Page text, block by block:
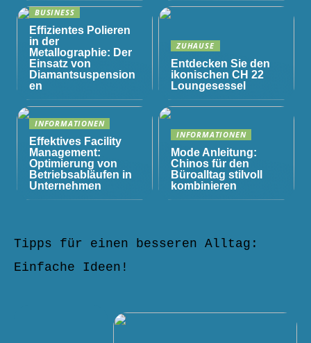
BUSINESS
Effizientes Polieren
in der
Metallographie: Der
Einsatz von
Diamantsuspension
en
ZUHAUSE
Entdecken Sie den
ikonischen CH 22
Loungesessel
INFORMATIONEN
Effektives Facility
Management:
Optimierung von
Betriebsabläufen in
Unternehmen
INFORMATIONEN
Mode Anleitung:
Chinos für den
Büroalltag stilvoll
kombinieren
Tipps für einen besseren Alltag:
Einfache Ideen!